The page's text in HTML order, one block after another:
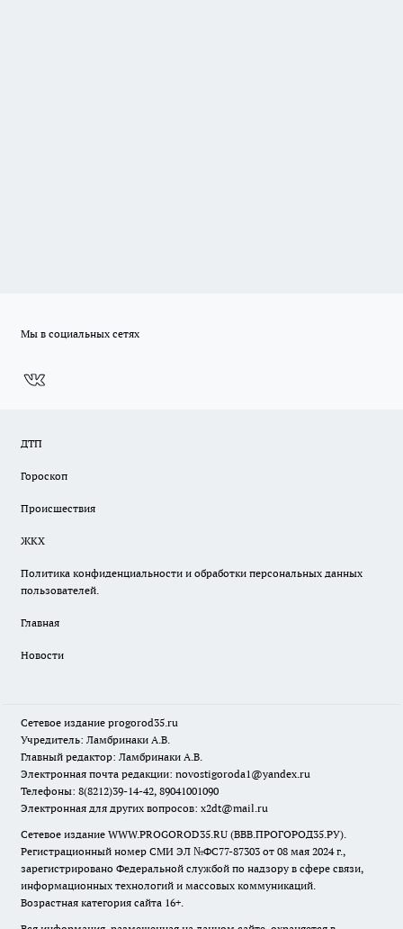
Мы в социальных сетях
ДТП
Гороскоп
Происшествия
ЖКХ
Политика конфиденциальности и обработки персональных данных
пользователей.
Главная
Новости
Сетевое издание progorod35.ru
Учредитель: Ламбринаки А.В.
Главный редактор: Ламбринаки А.В.
Электронная почта редакции: novostigoroda1@yandex.ru
Телефоны: 8(8212)39-14-42, 89041001090
Электронная для других вопросов: x2dt@mail.ru
Сетевое издание WWW.PROGOROD35.RU (ВВВ.ПРОГОРОД35.РУ).
Регистрационный номер СМИ ЭЛ №ФС77-87303 от 08 мая 2024 г.,
зарегистрировано Федеральной службой по надзору в сфере связи,
информационных технологий и массовых коммуникаций.
Возрастная категория сайта 16+.